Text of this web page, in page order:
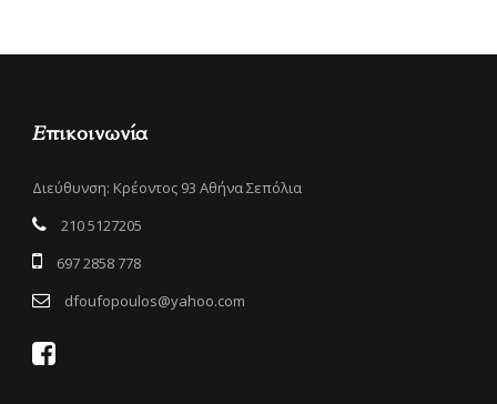
Επικοινωνία
Διεύθυνση: Κρέοντος 93 Αθήνα Σεπόλια
210 5127205
697 2858 778
dfoufopoulos@yahoo.com